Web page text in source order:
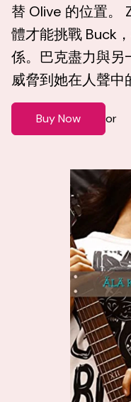
替 Olive 的位置。
體才能挑戰 Buck
係。巴克盡力與另
威脅到她在人聲中
Buy Now or